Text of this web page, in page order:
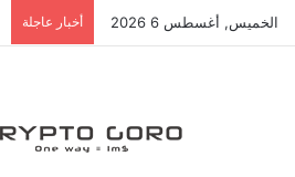
الخميس, أغسطس 6 2026 أخبار عاجلة